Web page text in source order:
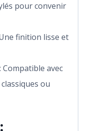
pour convenir
finition lisse et
: Compatible avec
ou